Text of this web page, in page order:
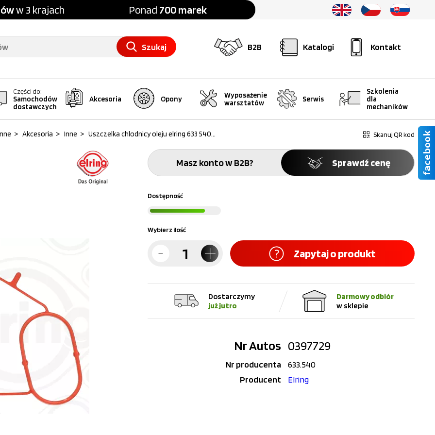
w 3 krajach Ponad 700 marek
B2B Katalogi Kontakt
Szukaj
Części do:
Samochodów
dostawczych
Akcesoria Opony
Wyposażenie
warsztatów
Serwis
Szkolenia
dla
mechaników
> Akcesoria > Inne > Uszczelka chlodnicy oleju elring 633 540... Skanuj QR kod
Masz konto w B2B? Sprawdź cenę
Dostępność
Wybierz ilość
Zapytaj o produkt
Dostarczymy
już jutro
Darmowy odbiór
w sklepie
Nr Autos 0397729
Nr producenta
633.540
Producent
Elring